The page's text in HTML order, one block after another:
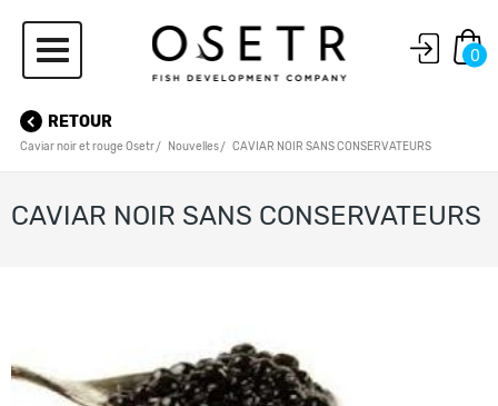
0
RETOUR
Caviar noir et rouge Osetr Nouvelles CAVIAR NOIR SANS CONSERVATEURS
CAVIAR NOIR SANS CONSERVATEURS